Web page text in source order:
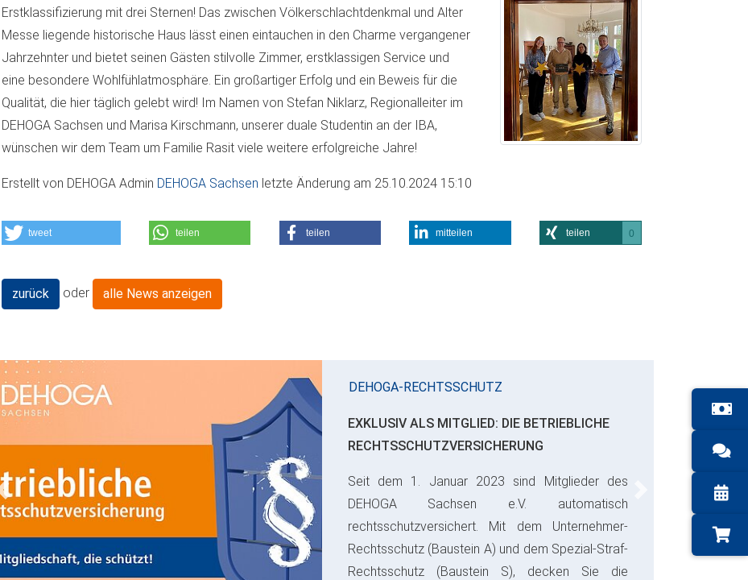
Erstklassifizierung mit drei Sternen! Das zwischen Völkerschlachtdenkmal und Alter
Messe liegende historische Haus lässt einen eintauchen in den Charme vergangener
Jahrzehnter und bietet seinen Gästen stilvolle Zimmer, erstklassigen Service und
eine besondere Wohlfühlatmosphäre. Ein großartiger Erfolg und ein Beweis für die
Qualität, die hier täglich gelebt wird! Im Namen von Stefan Niklarz, Regionalleiter im
DEHOGA Sachsen und Marisa Kirschmann, unserer duale Studentin an der IBA,
wünschen wir dem Team um Familie Rasit viele weitere erfolgreiche Jahre!
Erstellt von DEHOGA Admin DEHOGA Sachsen letzte Änderung am 25.10.2024 15:10
tweet teilen teilen mitteilen teilen 0
zurück oder alle News anzeigen
DEHOGA-RECHTSSCHUTZ
EXKLUSIV ALS MITGLIED: DIE BETRIEBLICHE
RECHTSSCHUTZVERSICHERUNG
Seit dem 1. Januar 2023 sind Mitglieder des
DEHOGA Sachsen e.V. automatisch
rechtsschutzversichert. Mit dem Unternehmer-
Rechtsschutz (Baustein A) und dem Spezial-Straf-
Rechtsschutz (Baustein S), decken Sie die
Previous